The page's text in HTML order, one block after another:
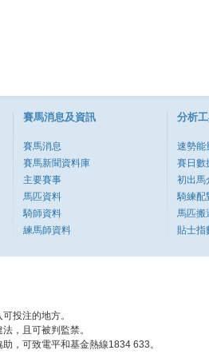
賽馬消息及資訊
賽馬消息
賽馬新聞資料庫
主要賽事
馬匹資料
騎師資料
練馬師資料
分析
速勢能
賽日數
初出馬
騎練配
馬匹搬
貼士指
投注的地方。
，且可被判監禁。
，可致電平和基金熱線1834 633。